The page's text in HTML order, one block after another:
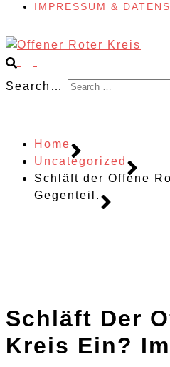
IMPRESSUM &
Search…
Home
Uncategorized
Schläft der Offene
Gegenteil.
Schläft Der
Kreis Ein?